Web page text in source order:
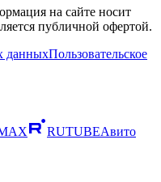
на сайте носит
публичной офертой.
данныхПользовательское
RUTUBEАвито